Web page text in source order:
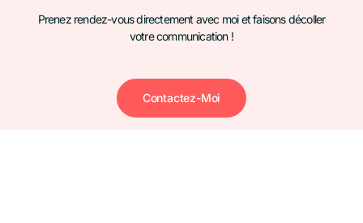
Prenez rendez-vous directement avec moi et faisons décoller
votre communication !
Contactez-Moi